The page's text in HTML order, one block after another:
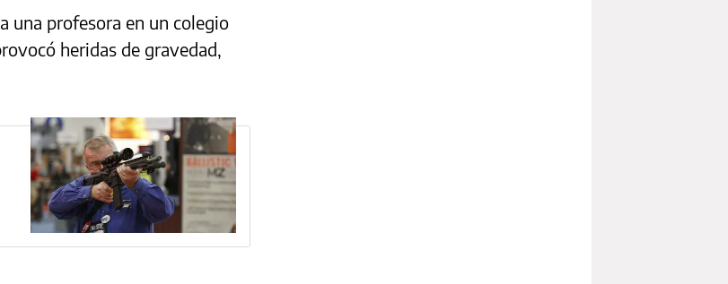
una profesora en un colegio
heridas de gravedad,